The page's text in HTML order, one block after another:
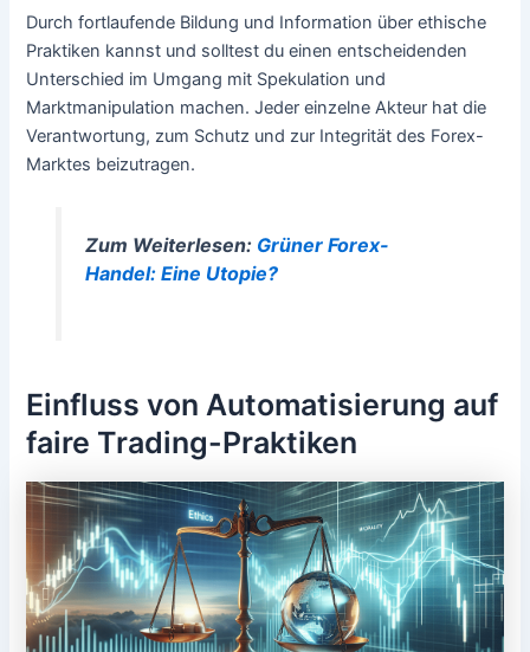
Durch fortlaufende Bildung und Information über ethische
Praktiken kannst und solltest du einen entscheidenden
Unterschied im Umgang mit Spekulation und
Marktmanipulation machen. Jeder einzelne Akteur hat die
Verantwortung, zum Schutz und zur Integrität des Forex-
Marktes beizutragen.
Zum Weiterlesen: Grüner Forex-
Handel: Eine Utopie?
Einfluss von Automatisierung auf
faire Trading-Praktiken